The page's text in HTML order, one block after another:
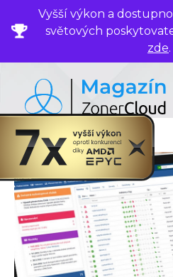
Vyšší výkon a
světových
zde.